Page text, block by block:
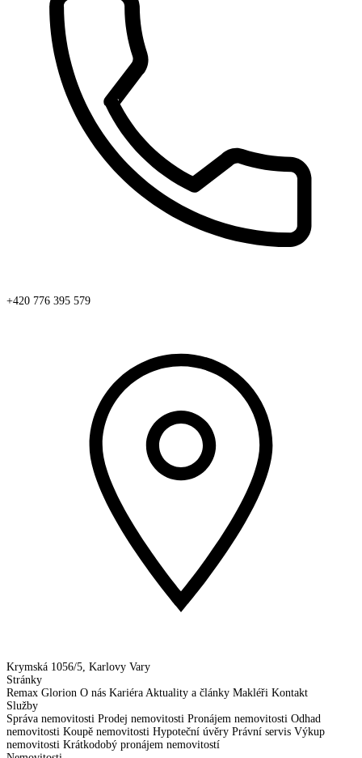
+420 776 395 579
Krymská 1056/5, Karlovy Vary
Stránky
Remax Glorion O nás Kariéra Aktuality a články Makléři Kontakt
Služby
Správa nemovitosti Prodej nemovitosti Pronájem nemovitosti Odhad
nemovitosti Koupě nemovitosti Hypoteční úvěry Právní servis Výkup
nemovitosti Krátkodobý pronájem nemovitostí